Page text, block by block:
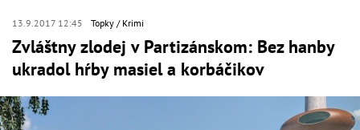
13.9.2017 12:45 Topky Krimi
Zvláštny zlodej v Partizánskom: Bez hanby
ukradol hŕby masiel a korbáčikov